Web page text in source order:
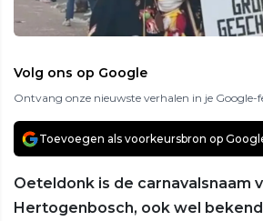
Volg ons op Google
Ontvang onze nieuwste verhalen in je Google-
Toevoegen als voorkeursbron op
Oeteldonk is de carnavalsnaam
Hertogenbosch, ook wel